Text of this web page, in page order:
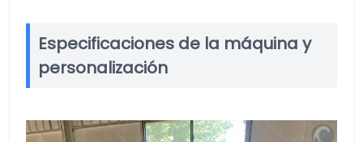
Especificaciones de la máquina y
personalización